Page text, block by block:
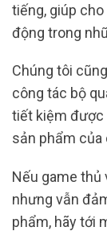
tiếng, giúp
động trong
Chúng tôi
công tác bộ
tiết kiệm được
sản phẩm của
Nếu game thủ
nhưng vẫn
phẩm, hãy tới